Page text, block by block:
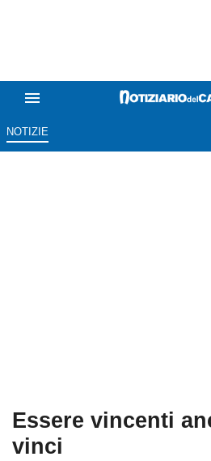
NOTIZIE
Essere vincenti
vinci